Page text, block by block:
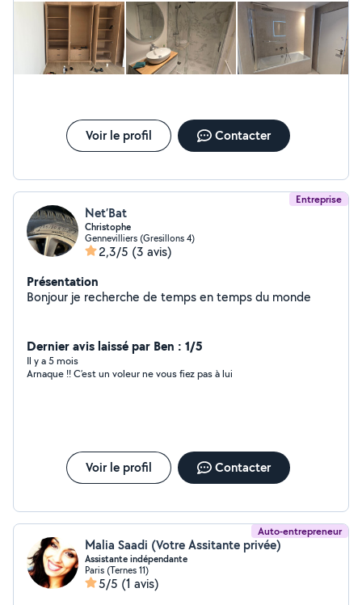
conseille pas ! Personne n’a besoin de perdre son temps…
Voir le profil Contacter
Entreprise
Net’Bat
Christophe
Gennevilliers (Gresillons 4)
2,3/5 (3 avis)
Présentation
Bonjour je recherche de temps en temps du monde
Dernier avis laissé par Ben : 1/5
Il y a 5 mois
Arnaque !! C’est un voleur ne vous fiez pas à lui
Voir le profil Contacter
Auto-entrepreneur
Malia Saadi (Votre Assitante privée)
Assistante indépendante
Paris (Ternes 11)
5/5 (1 avis)